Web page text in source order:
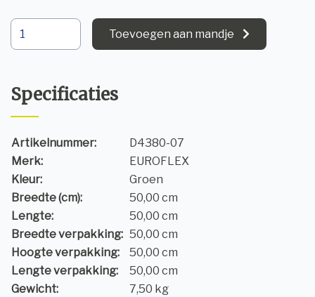
Toevoegen aan mandje
Specificaties
Artikelnummer:
D4380-07
Merk:
EUROFLEX
Kleur:
Groen
Breedte (cm):
50,00 cm
Lengte:
50,00 cm
Breedte verpakking: 50,00 cm
Hoogte verpakking:
50,00 cm
Lengte verpakking:
50,00 cm
Gewicht:
7,50 kg